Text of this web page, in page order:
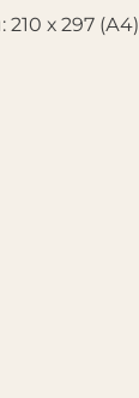
х 297 (А4)